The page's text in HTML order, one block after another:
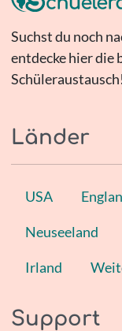
Suchst du noch
entdecke hier die
Schüleraustausch!
Länder
USA
Neuseeland
Irland
Support